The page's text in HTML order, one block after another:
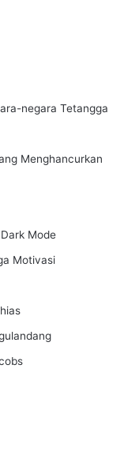
negara Tetangga
Menghancurkan
Mode
Motivasi